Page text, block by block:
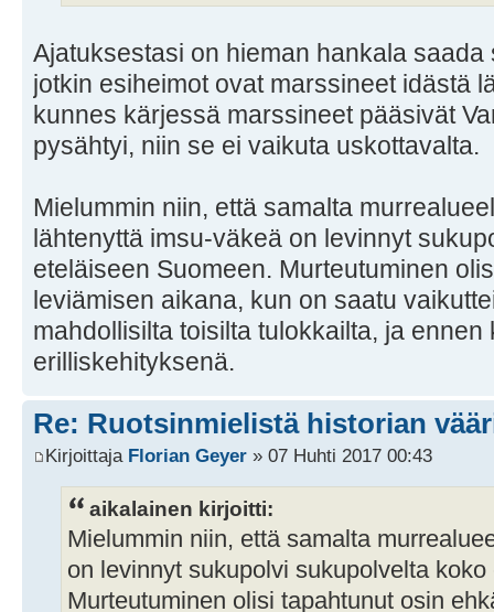
Ajatuksestasi on hieman hankala
jotkin esiheimot ovat marssineet idästä
kunnes kärjessä marssineet pääsivät
pysähtyi, niin se ei vaikuta uskottavalta.
Mielummin niin, että samalta
lähtenyttä imsu-väkeä on levinnyt
eteläiseen Suomeen. Murteutuminen
leviämisen aikana, kun on saatu
mahdollisilta toisilta tulokkailta, ja
erilliskehityksenä.
Re: Ruotsinmielistä historian
Kirjoittaja Florian Geyer » 07 Huhti 2017 00:43
aikalainen kirjoitti:
Mielummin niin, että samalta
on levinnyt sukupolvi sukupolvelta
Murteutuminen olisi tapahtunut osin